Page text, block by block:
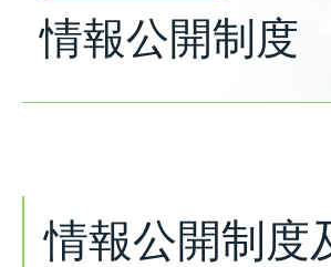
情報公開制度
情報公開制度